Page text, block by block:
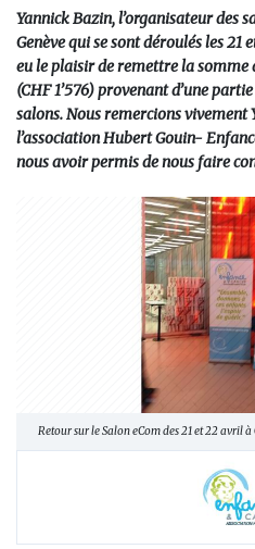
Yannick Bazin, l’organisateur des
Genève qui se sont déroulés les 21
eu le plaisir de remettre la somme
(CHF 1’576) provenant d’une
salons. Nous remercions vivement
l’association Hubert Gouin-
nous avoir permis de nous faire
Retour sur le Salon eCom des 21 et 22 avril à